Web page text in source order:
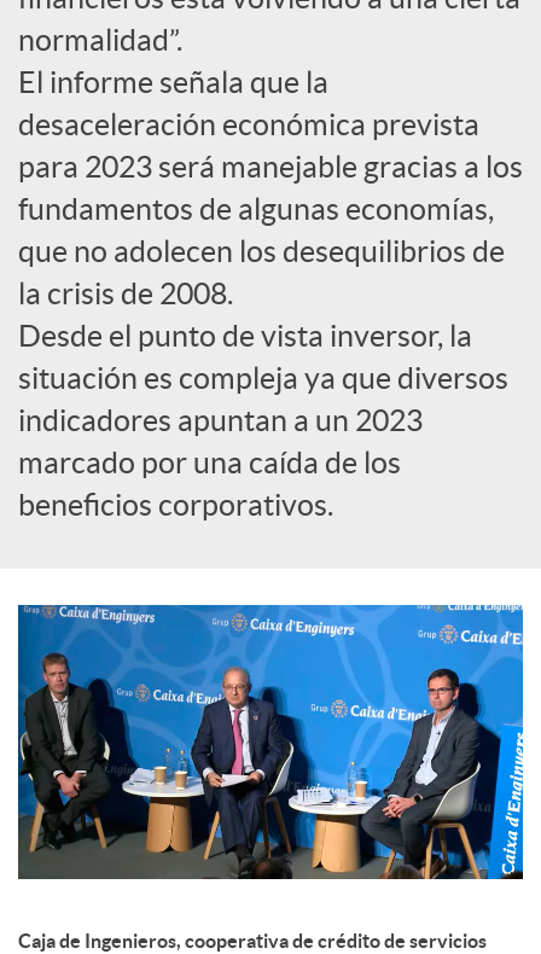
o
n
t
e
n
i
d
o
s
normalidad”.
El informe señala que la
desaceleración económica prevista
para 2023 será manejable gracias a los
fundamentos de algunas economías,
que no adolecen los desequilibrios de
la crisis de 2008.
Desde el punto de vista inversor, la
situación es compleja ya que diversos
indicadores apuntan a un 2023
marcado por una caída de los
beneficios corporativos.
Caja de Ingenieros, cooperativa de crédito de servicios